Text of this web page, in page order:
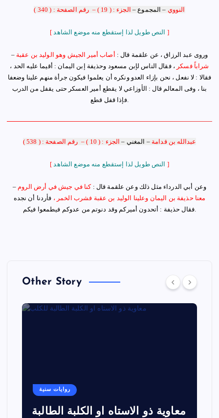
النووي – المجموع– الجزء : ( 19 ) – رقم الصفحة : ( 340 )
[ النص طويل لذا إستقطع منه موضع الشاهد ]
– وروى عبد الرزاق ، عن علقمة قال : أصاب أمير الجيش وهو الوليد بن عقبة
شراباً فسكر ، فقال الناس لإبن مسعود وحذيفة إبن اليمان : أقيما عليه الحد ،
فقالا : لا نفعل ، نحن بإزاء العدو ونكره أن يعلموا فيكون جرأة منهم علينا وضعفا
بنا ، وفى المعالم قال : الأوزاعي لا يقطع أمير العسكر حتى يقفل من الدرب
فإذا قفل قطع.
عبدالله بن قدامة – المغني – الجزء : ( 10 ) – رقم الصفحة : ( 538 )
[ النص طويل لذا إستقطع منه موضع الشاهد ]
– وعن أبي الدرداء مثل ذلك وعن علقمة قال :كنا في جيش في أرض الروم
معنا حذيفة بن اليمان وعلينا الوليد بن عقبة فشرب الخمر ، فأردنا أن نجده
Other Story
روايات سنية
معاوية ذو الاستاه او الكلبة الطالبة